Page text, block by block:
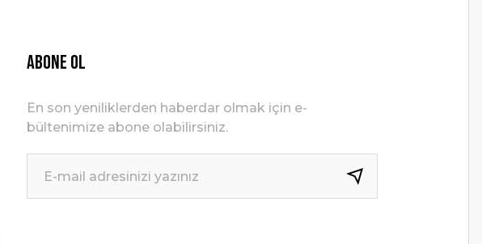
ABONE OL
En son yeniliklerden haberdar olmak için e-
bültenimize abone olabilirsiniz.